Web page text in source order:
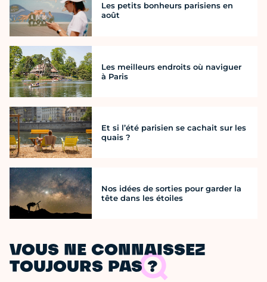
Les petits bonheurs parisiens en
août
Les meilleurs endroits où naviguer
à Paris
Et si l’été parisien se cachait sur les
quais ?
Nos idées de sorties pour garder la
tête dans les étoiles
VOUS NE CONNAISSEZ
TOUJOURS PAS ?